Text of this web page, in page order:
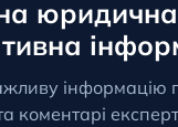
інформацію
коментарі